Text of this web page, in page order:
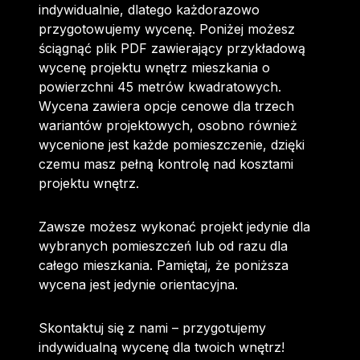
indywidualnie, dlatego każdorazowo
przygotowujemy wycenę. Poniżej możesz
ściągnąć plik PDF zawierający przykładową
wycenę projektu wnętrz mieszkania o
powierzchni 45 metrów kwadratowych.
Wycena zawiera opcje cenowe dla trzech
wariantów projektowych, osobno również
wycenione jest każde pomieszczenie, dzięki
czemu masz pełną kontrolę nad kosztami
projektu wnętrz.
Zawsze możesz wykonać projekt jedynie dla
wybranych pomieszczeń lub od razu dla
całego mieszkania. Pamiętaj, że poniższa
wycena jest jedynie orientacyjna.
Skontaktuj się z nami – przygotujemy
indywidualną wycenę dla twoich wnętrz!